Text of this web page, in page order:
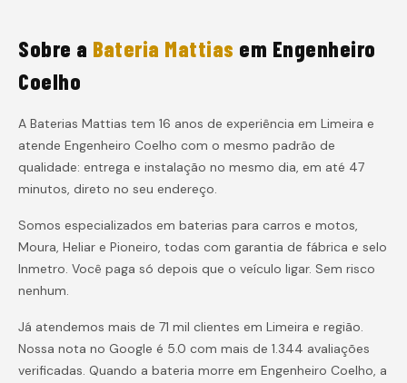
Sobre a Bateria Mattias em Engenheiro
Coelho
A Baterias Mattias tem 16 anos de experiência em Limeira e
atende Engenheiro Coelho com o mesmo padrão de
qualidade: entrega e instalação no mesmo dia, em até 47
minutos, direto no seu endereço.
Somos especializados em baterias para carros e motos,
Moura, Heliar e Pioneiro, todas com garantia de fábrica e selo
Inmetro. Você paga só depois que o veículo ligar. Sem risco
nenhum.
Já atendemos mais de 71 mil clientes em Limeira e região.
Nossa nota no Google é 5.0 com mais de 1.344 avaliações
verificadas. Quando a bateria morre em Engenheiro Coelho, a